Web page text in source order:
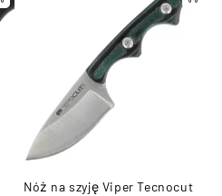
Nóż na szyję Viper Tecnocut